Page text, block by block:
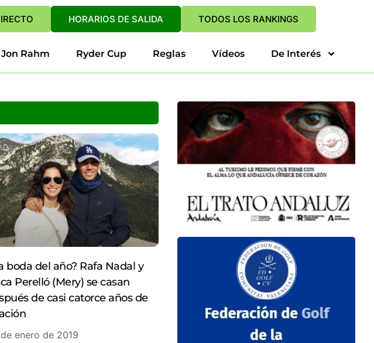
HORARIOS DE SALIDA TODOS LOS RANKINGS
Jon Rahm Ryder Cup Reglas Vídeos De Interés
boda del año? Rafa Nadal y
Perelló (Mery) se casan
de casi catorce años de
enero de 2019